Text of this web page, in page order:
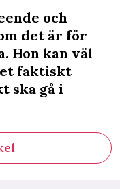
och
det är för
Hon kan väl
faktiskt
ska gå i